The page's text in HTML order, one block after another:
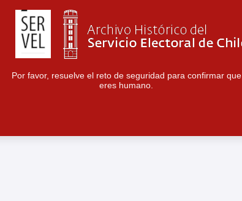
Por favor, resuelve el reto de seguridad para confirmar que
eres humano.